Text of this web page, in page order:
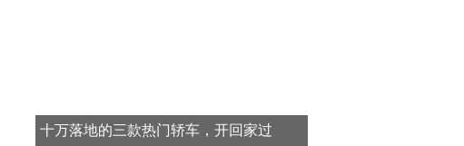
十万落地的三款热门轿车，开回家过